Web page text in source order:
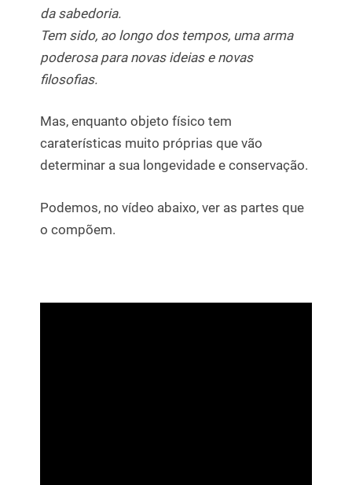
da sabedoria.
Tem sido, ao longo dos tempos, uma arma
poderosa para novas ideias e novas
filosofias.
Mas, enquanto objeto físico tem
caraterísticas muito próprias que vão
determinar a sua longevidade e conservação.
Podemos, no vídeo abaixo, ver as partes que
o compõem.